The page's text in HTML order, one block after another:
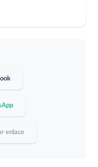
enlace